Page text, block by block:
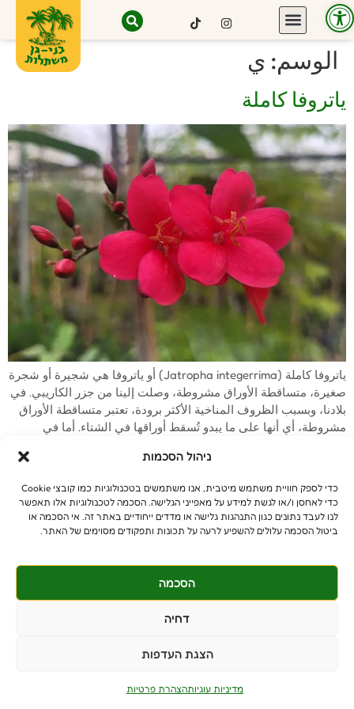
ניהול הסכמות
כדי לספק חוויית משתמש מיטבית, אנו משתמשים בטכנולוגיות כמו קובצי Cookie
כדי לאחסן ו/או לגשת למידע על מאפייני הגלישה. הסכמה לטכנולוגיות אלו תאפשר
לנו לעבד נתונים כגון התנהגות גלישה או מדדים ייחודיים באתר זה. אי הסכמה או
ביטול הסכמה עלולים להשפיע לרעה על תכונות ותפקודים מסוימים של האתר.
הסכמה
דחיה
הצגת העדפות
מדיניות עוגיותהצהרת פרטיות
الوسم: ي
ياتروفا كاملة
ياتروفا كاملة (Jatropha integerrima) أو ياتروفا هي شجيرة أو شجرة
صغيرة، متساقطة الأوراق مشروطة، وصلت إلينا من جزر الكاريبي. في
بلادنا، وبسبب الظروف المناخية الأكثر برودة، تعتبر متساقطة الأوراق
مشروطة، أي أنها على ما يبدو تُسقط أوراقها في الشتاء. أما في
© جميع الحقوق محفوظة
المقاولون - 6394106-052
موشاف تسروفة